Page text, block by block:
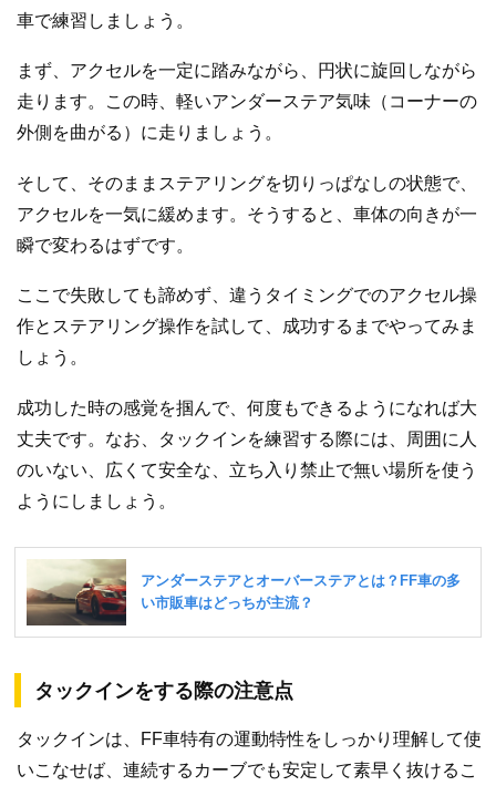
車で練習しましょう。
まず、アクセルを一定に踏みながら、円状に旋回しながら
走ります。この時、軽いアンダーステア気味（コーナーの
外側を曲がる）に走りましょう。
そして、そのままステアリングを切りっぱなしの状態で、
アクセルを一気に緩めます。そうすると、車体の向きが一
瞬で変わるはずです。
ここで失敗しても諦めず、違うタイミングでのアクセル操
作とステアリング操作を試して、成功するまでやってみま
しょう。
成功した時の感覚を掴んで、何度もできるようになれば大
丈夫です。なお、タックインを練習する際には、周囲に人
のいない、広くて安全な、立ち入り禁止で無い場所を使う
ようにしましょう。
タックインをする際の注意点
タックインは、FF車特有の運動特性をしっかり理解して使
いこなせば、連続するカーブでも安定して素早く抜けるこ